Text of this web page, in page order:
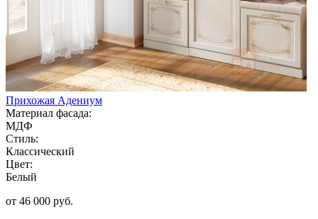
Прихожая Адениум
Материал фасада:
МДФ
Стиль:
Классический
Цвет:
Белый
от 46 000 руб.